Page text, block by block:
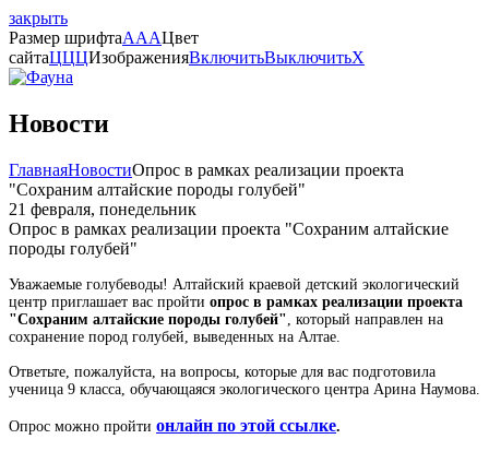
закрыть
Размер шрифтаAAAЦвет
сайтаЦЦЦИзображенияВключитьВыключитьX
Новости
ГлавнаяНовостиОпрос в рамках реализации проекта
"Сохраним алтайские породы голубей"
21 февраля, понедельник
Опрос в рамках реализации проекта "Сохраним алтайские
породы голубей"
Уважаемые голубеводы! Алтайский краевой детский экологический
центр приглашает вас пройти опрос в рамках реализации проекта
"Сохраним алтайские породы голубей" , который направлен на
сохранение пород голубей, выведенных на Алтае.
Ответьте, пожалуйста, на вопросы, которые для вас подготовила
ученица 9 класса, обучающаяся экологического центра Арина Наумова.
Опрос можно пройти онлайн по этой ссылке.